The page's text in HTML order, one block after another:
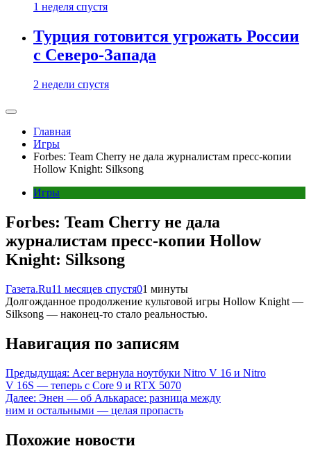
1 неделя спустя
Турция готовится угрожать России
с Северо-Запада
2 недели спустя
Главная
Игры
Forbes: Team Cherry не дала журналистам пресс-копии
Hollow Knight: Silksong
Игры
Forbes: Team Cherry не дала
журналистам пресс-копии Hollow
Knight: Silksong
Газета.Ru11 месяцев спустя01 минуты
Долгожданное продолжение культовой игры Hollow Knight —
Silksong — наконец-то стало реальностью.
Навигация по записям
Предыдущая: Acer вернула ноутбуки Nitro V 16 и Nitro
V 16S — теперь с Core 9 и RTX 5070
Далее: Энен — об Алькарасе: разница между
ним и остальными — целая пропасть
Похожие новости